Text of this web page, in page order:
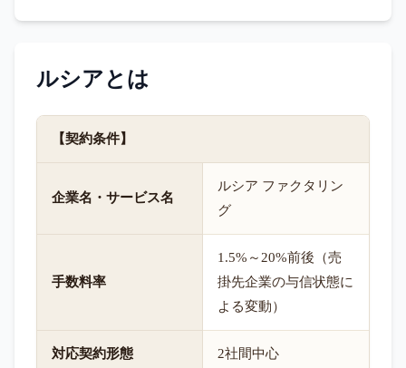
ルシアとは
【契約条件】
企業名・サービス名
ルシア ファクタリン
グ
手数料率
1.5%～20%前後（売
掛先企業の与信状態に
よる変動）
対応契約形態 2社間中心